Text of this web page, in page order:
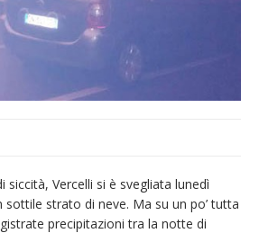
anni fa l’ingresso a Vercelli
mons. Marco Arnolfo
siccità, Vercelli si è svegliata lunedì
strato di neve. Ma su un po’ tutta
precipitazioni tra la notte di